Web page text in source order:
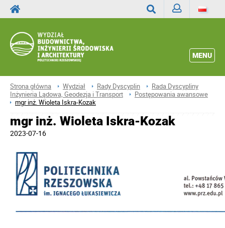
MENU
Strona główna Wydział Rady Dyscyplin
Rada Dyscypliny
Inżynieria Lądowa, Geodezja i Transport
Postępowania awansowe
mgr inż. Wioleta Iskra-Kozak
mgr inż. Wioleta Iskra-Kozak
2023-07-16